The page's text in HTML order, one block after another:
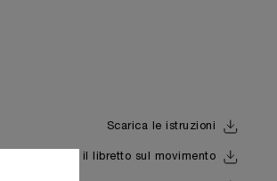
Scarica le istruzioni
Scarica il libretto sul movimento